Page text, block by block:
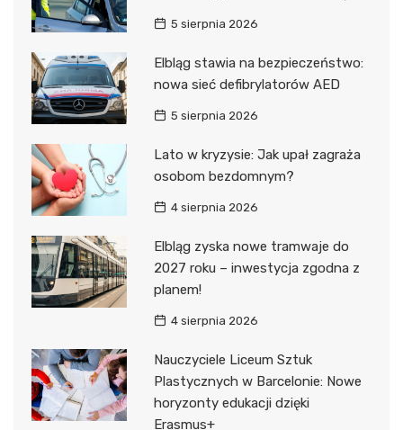
5 sierpnia 2026
Elbląg stawia na bezpieczeństwo:
nowa sieć defibrylatorów AED
5 sierpnia 2026
Lato w kryzysie: Jak upał zagraża
osobom bezdomnym?
4 sierpnia 2026
Elbląg zyska nowe tramwaje do
2027 roku – inwestycja zgodna z
planem!
4 sierpnia 2026
Nauczyciele Liceum Sztuk
Plastycznych w Barcelonie: Nowe
horyzonty edukacji dzięki
Erasmus+